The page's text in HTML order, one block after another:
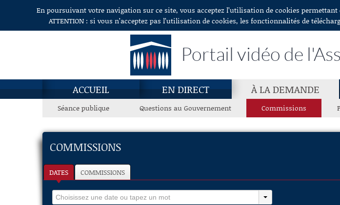
Aller au contenuEn poursuivant votre navigation sur ce site, vous acceptez l’utilisation de cookies
ATTENTION : si vous n’acceptez pas l’utilisation de cookies, les fonctionnalités de
Portail vidéo de
ACCUEIL EN DIRECT À LA DEMANDE
Séance publique Questions au Gouvernement Commissions
COMMISSIONS
DATES COMMISSIONS